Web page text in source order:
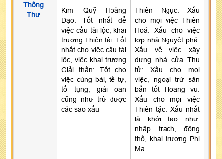
Thông
Thư
Kim Quỹ Hoàng
Đạo: Tốt nhất để
việc cầu tài lộc, khai
trương Thiên tài: Tốt
nhất cho việc cầu tài
lộc, việc khai trương
Giải thần: Tốt cho
việc cúng bái, tế tự,
tố tụng, giải oan
cũng như trừ được
các sao xấu
Thiên Ngục: Xấu
cho mọi việc Thiên
Hoả: Xấu cho việc
lợp nhà Nguyệt phá:
Xấu về việc xây
dựng nhà cửa Thụ
tử: Xấu cho mọi
việc, ngoại trừ săn
bắn tốt Hoang vu:
Xấu cho mọi việc
Thiên tặc: Xấu nhất
là khởi tạo như:
nhập trạch, động
thổ, khai trương Phi
Ma